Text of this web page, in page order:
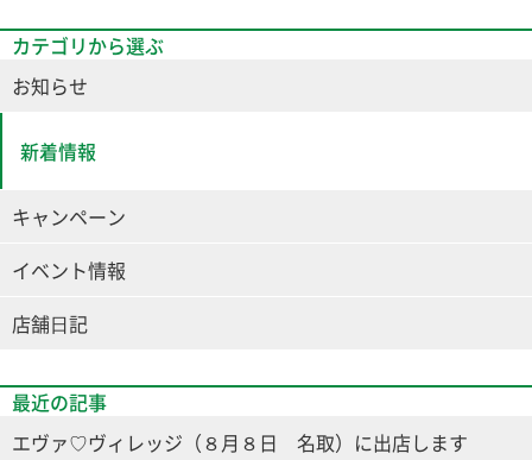
カテゴリから選ぶ
お知らせ
新着情報
キャンペーン
イベント情報
店舗⽇記
最近の記事
エヴァ♡ヴィレッジ（８月８日 名取）に出店します